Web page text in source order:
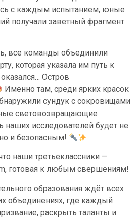
с каждым испытанием, юные
получали заветный фрагмент
все команды объединили
которая указала им путь к
Остров
Именно там, среди ярких красок
сундук с сокровищами
световозвращающие
наших исследователей будет не
и безопасным!
наши третьеклассники —
готовая к любым свершениям!
образования ждёт всех
объединениях, где каждый
раскрыть таланты и